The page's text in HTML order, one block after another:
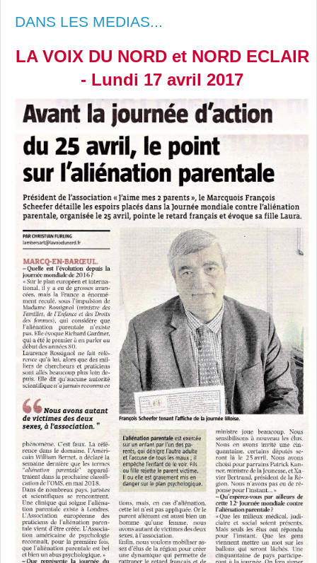
DANS LES MEDIAS...
LA VOIX DU NORD et NORD ECLAIR
- Lundi 17 avril 2017